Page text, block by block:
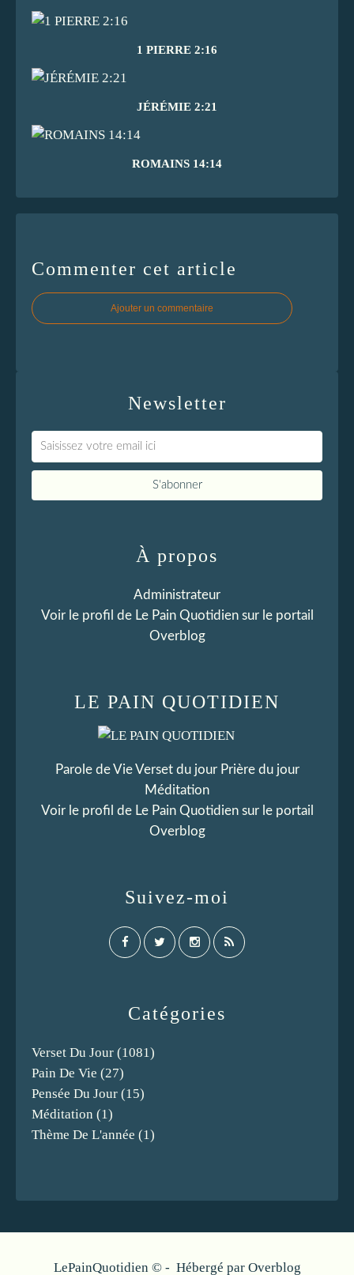
1 PIERRE 2:16
JÉRÉMIE 2:21
ROMAINS 14:14
Commenter cet article
Ajouter un commentaire
Newsletter
Catégories
Verset Du Jour (1081)
Pain De Vie (27)
Pensée Du Jour (15)
Méditation (1)
Thème De L'année (1)
LE PAIN QUOTIDIEN
Parole de Vie Verset du jour Prière du jour
Méditation
Voir le profil de Le Pain Quotidiensur le portail
Overblog
Suivez-moi
À propos
Administrateur
Voir le profil de Le Pain Quotidiensur le portail
Overblog
LePainQuotidien © - Hébergé par Overblog